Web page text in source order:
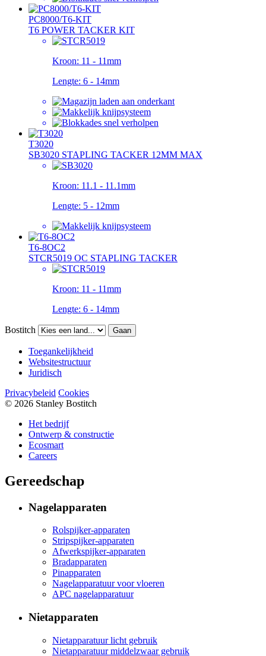
PC8000/T6-KIT
T6 POWER TACKER KIT
Kroon: 11 - 11mm
Lengte: 6 - 14mm
T3020
SB3020 STAPLING TACKER 12MM MAX
Kroon: 11.1 - 11.1mm
Lengte: 5 - 12mm
T6-8OC2
STCR5019 OC STAPLING TACKER
Kroon: 11 - 11mm
Lengte: 6 - 14mm
Bostitch Gaan
Toegankelijkheid
Websitestructuur
Juridisch
Privacybeleid Cookies
© 2026 Stanley Bostitch
Het bedrijf
Ontwerp & constructie
Ecosmart
Careers
Gereedschap
Nagelapparaten
Rolspijker-apparaten
Stripspijker-apparaten
Afwerkspijker-apparaten
Bradapparaten
Pinapparaten
Nagelapparatuur voor vloeren
APC nagelapparatuur
Nietapparaten
Nietapparatuur licht gebruik
Nietapparatuur middelzwaar gebruik